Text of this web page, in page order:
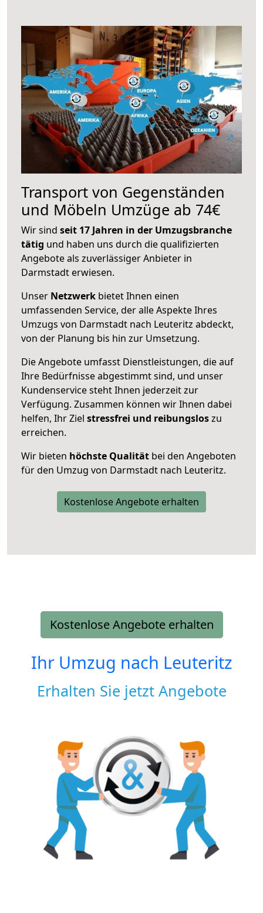
Transport von Gegenständen
und Möbeln Umzüge ab 74€
Wir sind seit 17 Jahren in der Umzugsbranche
tätig und haben uns durch die qualifizierten
Angebote als zuverlässiger Anbieter in
Darmstadt erwiesen.
Unser Netzwerk bietet Ihnen einen
umfassenden Service, der alle Aspekte Ihres
Umzugs von Darmstadt nach Leuteritz abdeckt,
von der Planung bis hin zur Umsetzung.
Die Angebote umfasst Dienstleistungen, die auf
Ihre Bedürfnisse abgestimmt sind, und unser
Kundenservice steht Ihnen jederzeit zur
Verfügung. Zusammen können wir Ihnen dabei
helfen, Ihr Ziel stressfrei und reibungsloszu
erreichen.
Wir bieten höchste Qualität bei den Angeboten
für den Umzug von Darmstadt nach Leuteritz.
Kostenlose Angebote erhalten
Kostenlose Angebote erhalten
Ihr Umzug nach Leuteritz
Erhalten Sie jetzt Angebote